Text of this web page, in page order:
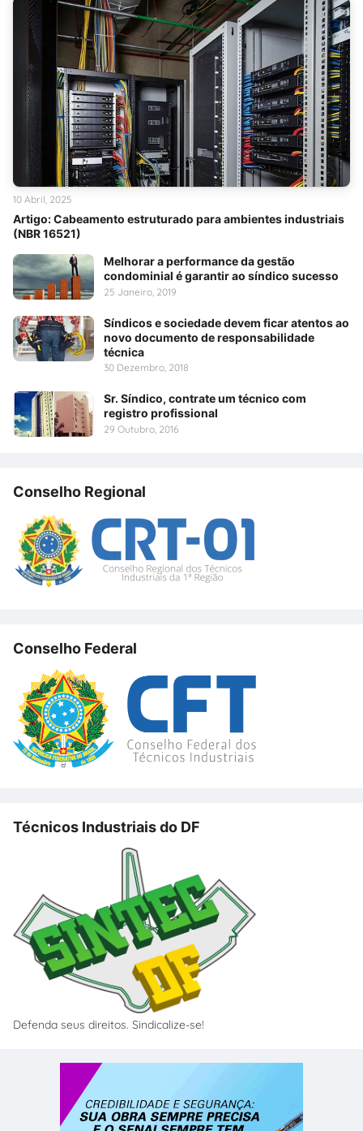
Artigo: Cabeamento estruturado para ambientes industriais
(NBR 16521)
10 Abril, 2025
Melhorar a performance da gestão
condominial é garantir ao síndico sucesso
25 Janeiro, 2019
Síndicos e sociedade devem ficar atentos ao
novo documento de responsabilidade
técnica
30 Dezembro, 2018
Sr. Síndico, contrate um técnico com
registro profissional
29 Outubro, 2016
Conselho Regional
Conselho Federal
Técnicos Industriais do DF
Defenda seus direitos. Sindicalize-se!